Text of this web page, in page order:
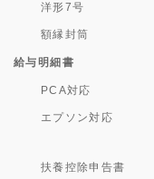
洋形7号
額縁封筒
給与明細書
PCA対応
エプソン対応
扶養控除申告書